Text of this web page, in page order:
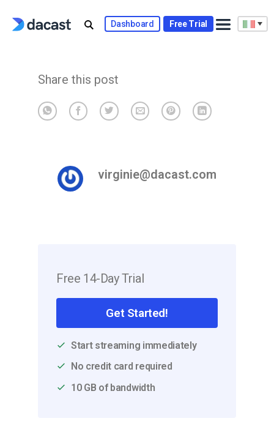
Dashboard Free Trial
Share this post
virginie@dacast.com
Free 14-Day Trial
Get Started!
Start streaming immediately
No credit card required
10 GB of bandwidth